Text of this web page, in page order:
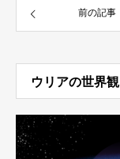
前の記事
ウリアの世界観